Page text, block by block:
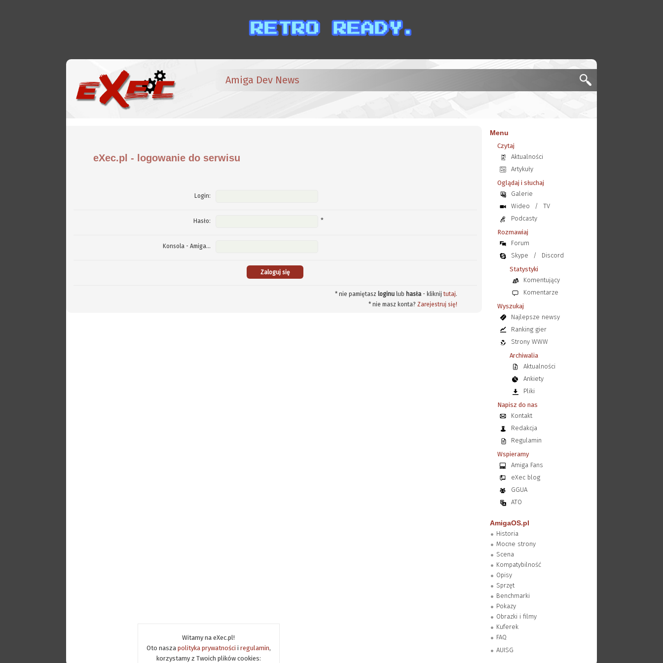
Witamy na eXec.pl!
Oto nasza polityka prywatności i regulamin,
korzystamy z Twoich plików cookies:
Amiga Dev News
eXec.pl - logowanie do serwisu
Login:
Hasło: *
Konsola - Amiga...
* nie pamiętasz loginulub hasła- kliknijtutaj.
* nie masz konta? Zarejestruj się!
Menu
Czytaj
Aktualności
Artykuły
Oglądaj i słuchaj
Galerie
Wideo
/
TV
Podcasty
Rozmawiaj
Forum
Skype
/
Discord
Statystyki
Komentujący
Komentarze
Wyszukaj
Najlepsze newsy
Ranking gier
Strony WWW
Archiwalia
Aktualności
Ankiety
Pliki
Napisz do nas
Kontakt
Redakcja
Regulamin
Wspieramy
Amiga Fans
eXec blog
GGUA
ATO
AmigaOS.pl
Historia
Mocne strony
Scena
Kompatybilność
Opisy
Sprzęt
Benchmarki
Pokazy
Obrazki i filmy
Kuferek
FAQ
AUISG